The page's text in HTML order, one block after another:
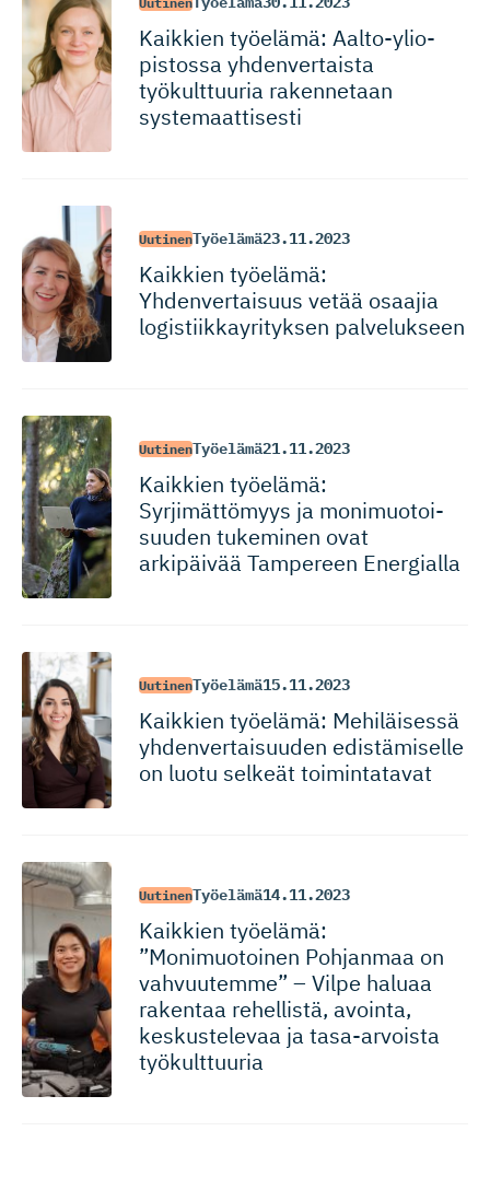
Kaikkien työelämä: Aalto-ylio­
pistossa yhdenvertaista
työkulttuuria rakennetaan
systemaat­tisesti
UutinenTyöelämä23.11.2023
Kaikkien työelämä:
Yhdenvertaisuus vetää osaajia
logistiik­kay­ri­tyksen palvelukseen
UutinenTyöelämä21.11.2023
Kaikkien työelämä:
Syrjimättömyys ja monimuotoi­
suuden tukeminen ovat
arkipäivää Tampereen Energialla
UutinenTyöelämä15.11.2023
Kaikkien työelämä: Mehiläisessä
yhdenvertai­suuden edistämiselle
on luotu selkeät toimintatavat
UutinenTyöelämä14.11.2023
Kaikkien työelämä:
”Monimuotoinen Pohjanmaa on
vahvuutemme” – Vilpe haluaa
rakentaa rehellistä, avointa,
keskustelevaa ja tasa-arvoista
työkulttuuria